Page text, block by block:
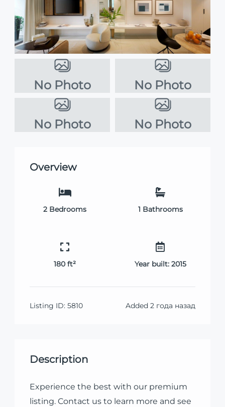
No Photo No Photo
No Photo No Photo
Overview
2 Bedrooms 1 Bathrooms
180 ft² Year built: 2015
Listing ID: 5810 Added 2 года назад
Description
Experience the best with our premium
listing. Contact us to learn more and see